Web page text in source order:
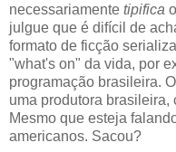
necessariamente tipifica
julgue que é difícil de
formato de ficção
"what's on" da vida, por
programação brasileira.
uma produtora
Mesmo que esteja
americanos. Sacou?